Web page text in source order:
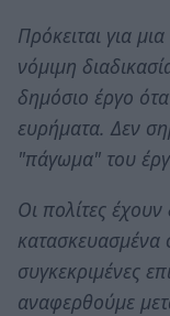
Πρόκειται για
νόμιμη
δημόσιο έργο
ευρήματα. Δεν
"πάγωμα" του
Οι πολίτες
κατασκευασμένα
συγκεκριμένες
αναφερθούμε